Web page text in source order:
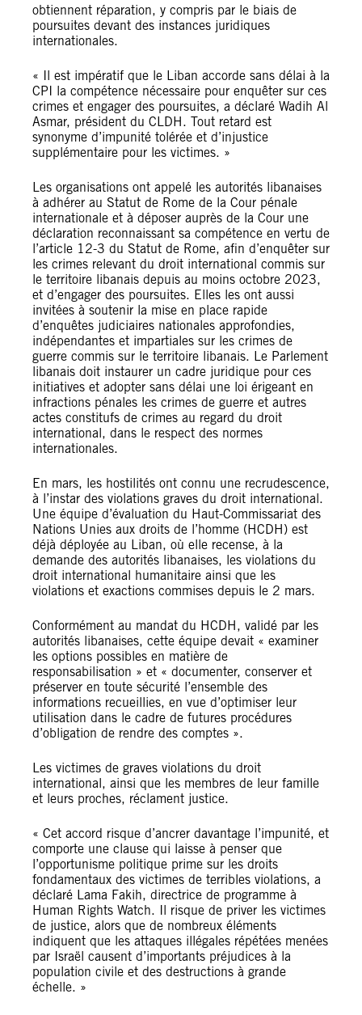
obtiennent réparation, y compris par le biais de
poursuites devant des instances juridiques
internationales.
« Il est impératif que le Liban accorde sans délai à la
CPI la compétence nécessaire pour enquêter sur ces
crimes et engager des poursuites, a déclaré Wadih Al
Asmar, président du CLDH. Tout retard est
synonyme d’impunité tolérée et d’injustice
supplémentaire pour les victimes. »
Les organisations ont appelé les autorités libanaises
à adhérer au Statut de Rome de la Cour pénale
internationale et à déposer auprès de la Cour une
déclaration reconnaissant sa compétence en vertu de
l’article 12-3 du Statut de Rome, afin d’enquêter sur
les crimes relevant du droit international commis sur
le territoire libanais depuis au moins octobre 2023,
et d’engager des poursuites. Elles les ont aussi
invitées à soutenir la mise en place rapide
d’enquêtes judiciaires nationales approfondies,
indépendantes et impartiales sur les crimes de
guerre commis sur le territoire libanais. Le Parlement
libanais doit instaurer un cadre juridique pour ces
initiatives et adopter sans délai une loi érigeant en
infractions pénales les crimes de guerre et autres
actes constitufs de crimes au regard du droit
international, dans le respect des normes
internationales.
En mars, les hostilités ont connu une recrudescence,
à l’instar des violations graves du droit international.
Une équipe d’évaluation du Haut-Commissariat des
Nations Unies aux droits de l’homme (HCDH) est
déjà déployée au Liban, où elle recense, à la
demande des autorités libanaises, les violations du
droit international humanitaire ainsi que les
violations et exactions commises depuis le 2 mars.
Conformément au mandat du HCDH, validé par les
autorités libanaises, cette équipe devait « examiner
les options possibles en matière de
responsabilisation » et « documenter, conserver et
préserver en toute sécurité l’ensemble des
informations recueillies, en vue d’optimiser leur
utilisation dans le cadre de futures procédures
d’obligation de rendre des comptes ».
Les victimes de graves violations du droit
international, ainsi que les membres de leur famille
et leurs proches, réclament justice.
« Cet accord risque d’ancrer davantage l’impunité, et
comporte une clause qui laisse à penser que
l’opportunisme politique prime sur les droits
fondamentaux des victimes de terribles violations, a
déclaré Lama Fakih, directrice de programme à
Human Rights Watch. Il risque de priver les victimes
de justice, alors que de nombreux éléments
indiquent que les attaques illégales répétées menées
par Israël causent d’importants préjudices à la
population civile et des destructions à grande
échelle. »